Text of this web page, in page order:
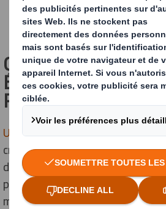
CHOISIR UN
ÉCOLOGIQUE :
POINTS
Un emballage écologique
critères. Chaque élément, de sa
destruction en fin de cycle de vie,
première étape consiste à
même de l’emballage :est-il